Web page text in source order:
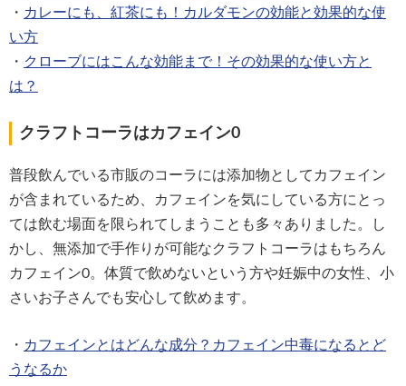
・ カレーにも、紅茶にも！カルダモンの効能と効果的な使
い方
・ クローブにはこんな効能まで！その効果的な使い方と
は？
クラフトコーラはカフェイン0
普段飲んでいる市販のコーラには添加物としてカフェイン
が含まれているため、カフェインを気にしている方にとっ
ては飲む場面を限られてしまうことも多々ありました。し
かし、無添加で手作りが可能なクラフトコーラはもちろん
カフェイン0。体質で飲めないという方や妊娠中の女性、小
さいお子さんでも安心して飲めます。
・ カフェインとはどんな成分？カフェイン中毒になるとど
うなるか